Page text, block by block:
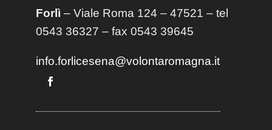
Forlì – Viale Roma 124 – 47521 – tel
0543 36327 – fax 0543 39645
info.forlicesena@volontaromagna.it